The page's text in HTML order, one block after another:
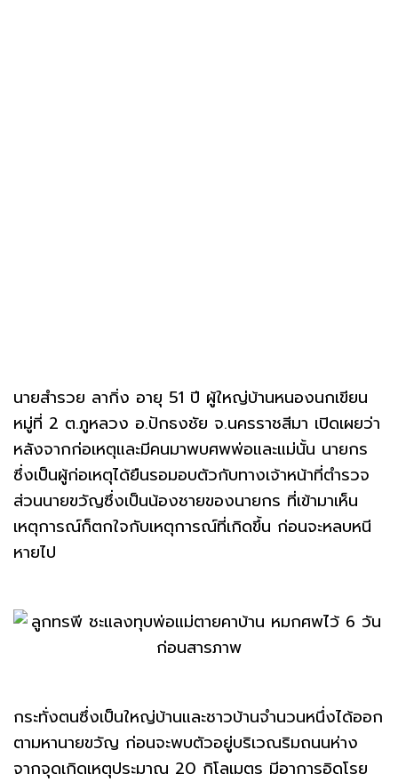
นายสำรวย ลากิ่ง อายุ 51 ปี ผู้ใหญ่บ้านหนองนกเขียน
หมู่ที่ 2 ต.ภูหลวง อ.ปักธงชัย จ.นครราชสีมา เปิดเผยว่า
หลังจากก่อเหตุและมีคนมาพบศพพ่อและแม่นั้น นายกร
ซึ่งเป็นผู้ก่อเหตุได้ยืนรอมอบตัวกับทางเจ้าหน้าที่ตำรวจ
ส่วนนายขวัญซึ่งเป็นน้องชายของนายกร ที่เข้ามาเห็น
เหตุการณ์ก็ตกใจกับเหตุการณ์ที่เกิดขึ้น ก่อนจะหลบหนี
หายไป
กระทั่งตนซึ่งเป็นใหญ่บ้านและชาวบ้านจำนวนหนึ่งได้ออก
ตามหานายขวัญ ก่อนจะพบตัวอยู่บริเวณริมถนนห่าง
จากจุดเกิดเหตุประมาณ 20 กิโลเมตร มีอาการอิดโรย